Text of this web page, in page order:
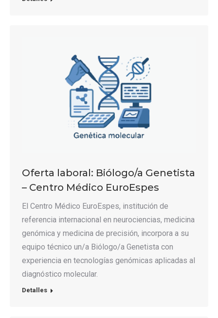
Oferta laboral: Biólogo/a Genetista
– Centro Médico EuroEspes
El Centro Médico EuroEspes, institución de
referencia internacional en neurociencias, medicina
genómica y medicina de precisión, incorpora a su
equipo técnico un/a Biólogo/a Genetista con
experiencia en tecnologías genómicas aplicadas al
diagnóstico molecular.
Detalles